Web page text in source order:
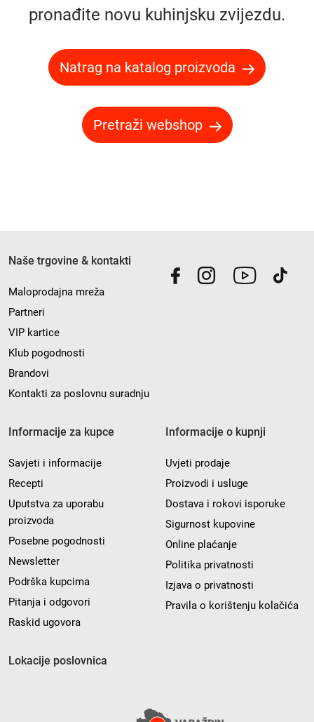
pronađite novu kuhinjsku zvijezdu.
Natrag na katalog proizvoda
Pretraži webshop
Naše trgovine & kontakti
Maloprodajna mreža
Partneri
VIP kartice
Klub pogodnosti
Brandovi
Kontakti za poslovnu suradnju
Informacije za kupce
Savjeti i informacije
Recepti
Uputstva za uporabu
proizvoda
Posebne pogodnosti
Newsletter
Podrška kupcima
Pitanja i odgovori
Raskid ugovora
Informacije o kupnji
Uvjeti prodaje
Proizvodi i usluge
Dostava i rokovi isporuke
Sigurnost kupovine
Online plaćanje
Politika privatnosti
Izjava o privatnosti
Pravila o korištenju kolačića
Lokacije poslovnica